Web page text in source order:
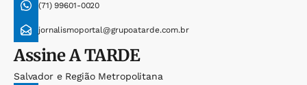
(71) 99601-0020
jornalismoportal@grupoatarde.com.br
AssineA TARDE
Salvador e Região Metropolitana